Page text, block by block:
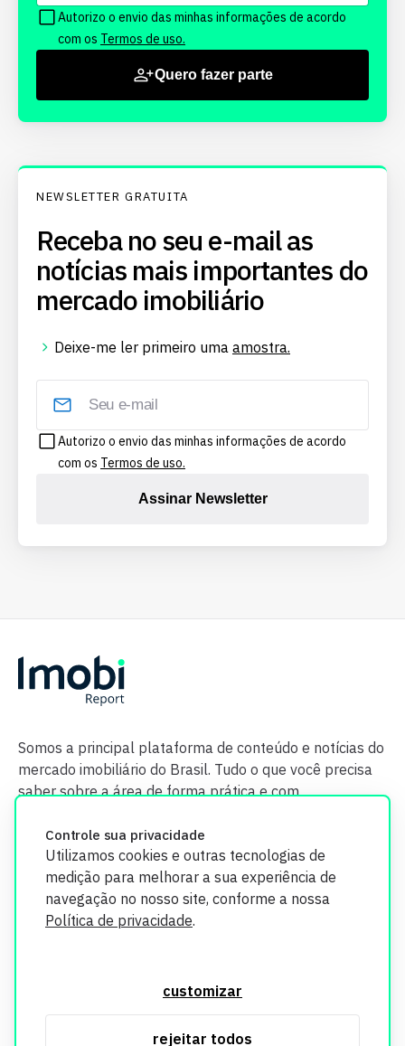
Controle sua privacidade
Utilizamos cookies e outras tecnologias de
medição para melhorar a sua experiência de
navegação no nosso site, conforme a nossa
Política de privacidade.
customizar
rejeitar todos
Autorizo o envio das minhas informações de acordo
com os Termos de uso.
Quero fazer parte
NEWSLETTER GRATUITA
Receba no seu e-mail as
notícias mais importantes do
mercado imobiliário
Deixe-me ler primeiro uma amostra.
Autorizo o envio das minhas informações de acordo
com os Termos de uso.
Assinar Newsletter
Somos a principal plataforma de conteúdo e notícias do
mercado imobiliário do Brasil. Tudo o que você precisa
saber sobre a área de forma prática e com
segurança. Todos os dados coletados em nosso site são
utilizados exclusivamente para fins de aprimoramento de
informações, consulte nossa Política de Privacidade.